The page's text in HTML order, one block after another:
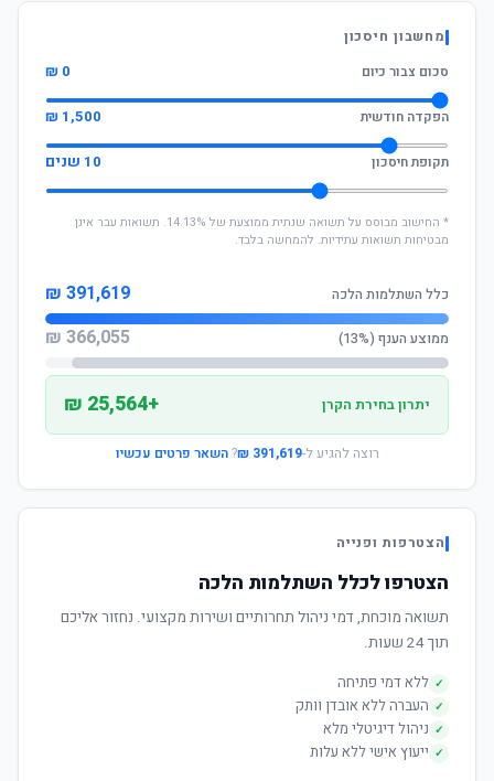
מחשבון חיסכון
סכום צבור כיום
0 ₪
הפקדה חודשית 1,500 ₪
תקופת חיסכון 10 שנים
* החישוב מבוסס על תשואה שנתית ממוצעת של 14.13%. תשואות עבר אינן
מבטיחות תשואות עתידיות. להמחשה בלבד.
כלל השתלמות הלכה 391,619 ₪
ממוצע הענף (13%) 366,055 ₪
יתרון בחירת הקרן +25,564 ₪
רוצה להגיע ל-391,619 ₪
?השאר פרטים עכשיו
הצטרפות ופנייה
הצטרפו לכלל השתלמות הלכה
תשואה מוכחת, דמי ניהול תחרותיים ושירות מקצועי. נחזור אליכם
תוך 24 שעות.
✓ ללא דמי פתיחה
✓ העברה ללא אובדן וותק
✓ ניהול דיגיטלי מלא
✓ ייעוץ אישי ללא עלות